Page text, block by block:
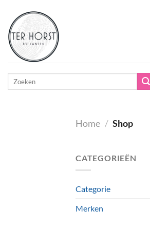
naar
inhoud
Zoeken
Home / Shop
CATEGORIEËN
Categorie
Merken